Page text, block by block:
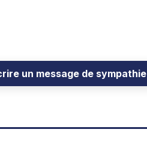
un message de sympathie